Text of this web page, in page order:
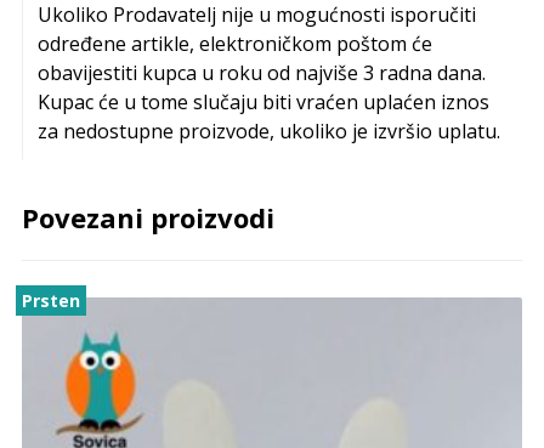
Ukoliko Prodavatelj nije u mogućnosti isporučiti
određene artikle, elektroničkom poštom će
obavijestiti kupca u roku od najviše 3 radna dana.
Kupac će u tome slučaju biti vraćen uplaćen iznos
za nedostupne proizvode, ukoliko je izvršio uplatu.
Povezani proizvodi
Prsten